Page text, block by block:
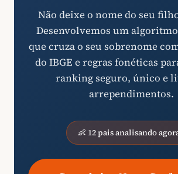
Não deixe o nome do seu
Desenvolvemos um
que cruza o seu sobrenome
do IBGE e regras fonéticas
ranking seguro, único e
arrependimentos.
👶 12 pais analisando